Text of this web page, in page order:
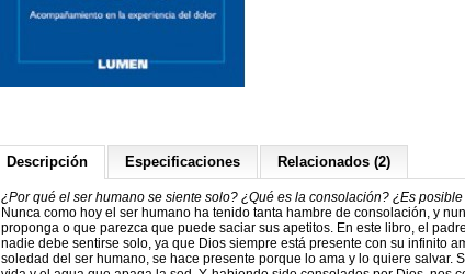
Descripción Especificaciones Relacionados (2)
¿Por qué el ser humano se siente solo? ¿Qué es la consolación? ¿Es
Nunca como hoy el ser humano ha tenido tanta hambre de consolación, y
proponga o que parezca que puede saciar sus apetitos. En este libro, el
nadie debe sentirse solo, ya que Dios siempre está presente con su infinito
soledad del ser humano, se hace presente porque lo ama y lo quiere salvar.